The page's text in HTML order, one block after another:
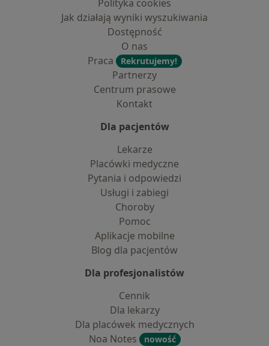
Polityka cookies
Jak działają wyniki wyszukiwania
Dostępność
O nas
Praca
Rekrutujemy!
Partnerzy
Centrum prasowe
Kontakt
Dla pacjentów
Lekarze
Placówki medyczne
Pytania i odpowiedzi
Usługi i zabiegi
Choroby
Pomoc
Aplikacje mobilne
Blog dla pacjentów
Dla profesjonalistów
Cennik
Dla lekarzy
Dla placówek medycznych
Noa Notes
nowość